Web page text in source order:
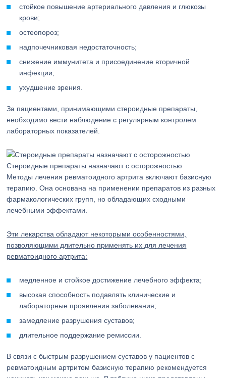
стойкое повышение артериального давления и глюкозы
крови;
остеопороз;
надпочечниковая недостаточность;
снижение иммунитета и присоединение вторичной
инфекции;
ухудшение зрения.
За пациентами, принимающими стероидные препараты,
необходимо вести наблюдение с регулярным контролем
лабораторных показателей.
Стероидные препараты назначают с осторожностью
Методы лечения ревматоидного артрита включают базисную
терапию. Она основана на применении препаратов из разных
фармакологических групп, но обладающих сходными
лечебными эффектами.
Эти лекарства обладают некоторыми особенностями,
позволяющими длительно применять их для лечения
ревматоидного артрита:
медленное и стойкое достижение лечебного эффекта;
высокая способность подавлять клинические и
лабораторные проявления заболевания;
замедление разрушения суставов;
длительное поддержание ремиссии.
В связи с быстрым разрушением суставов у пациентов с
ревматоидным артритом базисную терапию рекомендуется